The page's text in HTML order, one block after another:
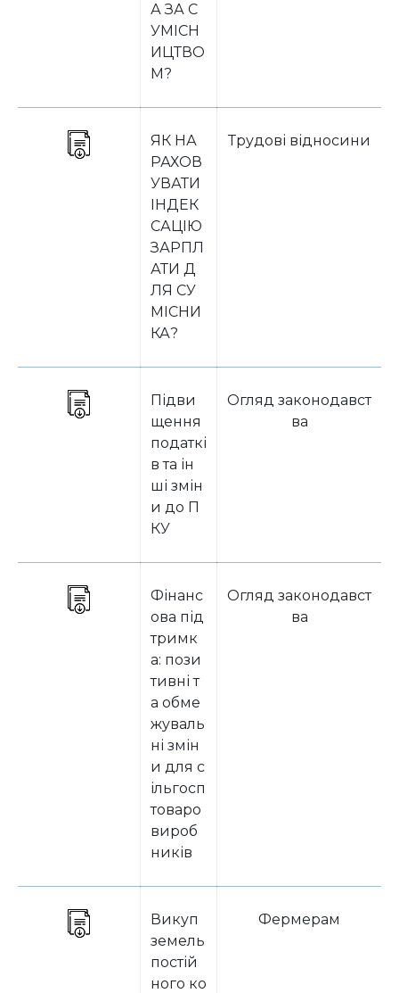
А ЗА С
УМІСН
ИЦТВО
М?
ЯК НА
РАХОВ
УВАТИ
ІНДЕК
САЦІЮ
ЗАРПЛ
АТИ Д
ЛЯ СУ
МІСНИ
КА?
Трудові відносини
Підви
щення
податкі
в та ін
ші змін
и до П
КУ
Огляд законодавст
ва
Фінанс
ова під
тримк
а: пози
тивні т
а обме
жуваль
ні змін
и для с
ільгосп
товаро
вироб
ників
Огляд законодавст
ва
Викуп
земель
постій
ного ко
Фермерам